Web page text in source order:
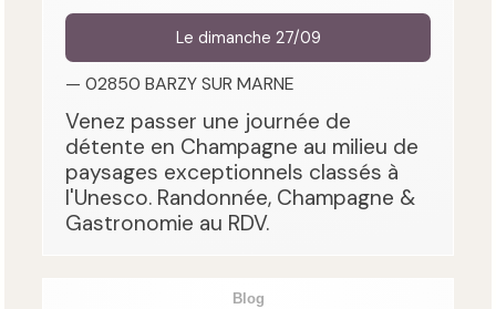
Le dimanche 27/09
— 02850 BARZY SUR MARNE
Venez passer une journée de
détente en Champagne au milieu de
paysages exceptionnels classés à
l'Unesco. Randonnée, Champagne &
Gastronomie au RDV.
Blog